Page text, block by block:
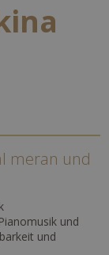
meran und
und
und